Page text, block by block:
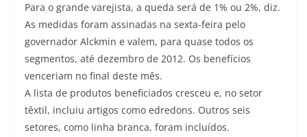
Para o grande varejista, a queda será de 1% ou 2%, diz.
As medidas foram assinadas na sexta-feira pelo
governador Alckmin e valem, para quase todos os
segmentos, até dezembro de 2012. Os benefícios
venceriam no final deste mês.
A lista de produtos beneficiados cresceu e, no setor
têxtil, incluiu artigos como edredons. Outros seis
setores, como linha branca, foram incluídos.